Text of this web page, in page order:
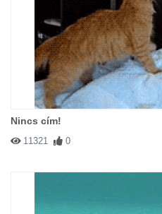
Nincs cím!
11321 0